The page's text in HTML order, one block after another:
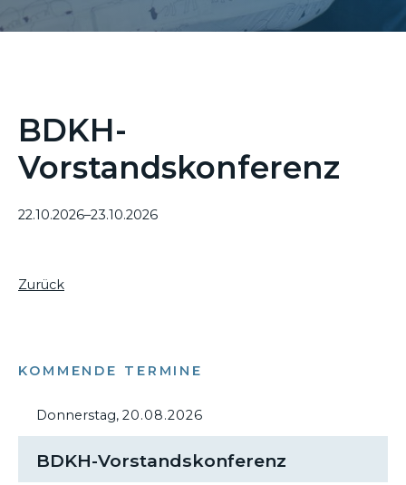
BDKH-
Vorstandskonferenz
22.10.2026–23.10.2026
Zurück
KOMMENDE TERMINE
Donnerstag, 20.08.2026
BDKH-Vorstandskonferenz